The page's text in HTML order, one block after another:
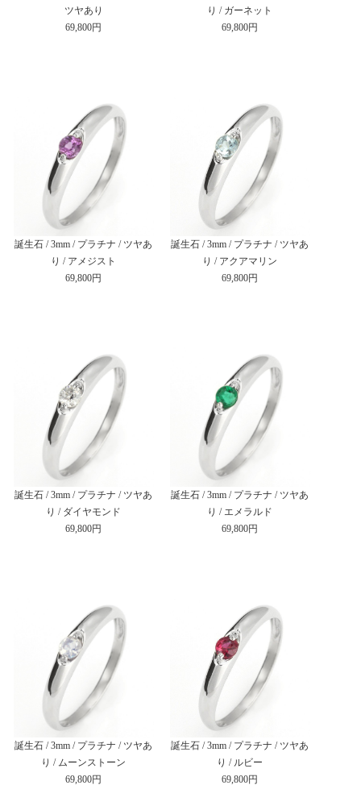
ツヤあり
69,800円
り / ガーネット
69,800円
誕生石 / 3mm / プラチナ / ツヤあ
り / アメジスト
69,800円
誕生石 / 3mm / プラチナ / ツヤあ
り / アクアマリン
69,800円
誕生石 / 3mm / プラチナ / ツヤあ
り / ダイヤモンド
69,800円
誕生石 / 3mm / プラチナ / ツヤあ
り / エメラルド
69,800円
誕生石 / 3mm / プラチナ / ツヤあ
り / ムーンストーン
69,800円
誕生石 / 3mm / プラチナ / ツヤあ
り / ルビー
69,800円